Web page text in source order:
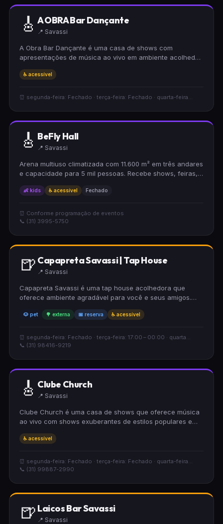
🎸 A OBRA Bar Dançante
📍 Savassi
A Obra Bar Dançante é uma casa de shows com
apresentações de música ao vivo em ambiente acolhedor
experiência em preço moderado, sendo ideal para quem
animadas e encontros com amigos.
♿ acessível
⏰ segunda-feira: Fechado · terça-feira: Fechado · quarta-feira...
🎸 BeFly Hall
📍 Savassi
Arena multiuso climatizada com 11.600 m² em três andares
e capacidade para 5 mil pessoas. Recebe shows, feiras,
Palco de 187 m² e vão livre de 52 metros.
👶 kids ♿ acessível Fechado
⏰ Conforme programação de eventos
📞 (31) 3995-5750
🍺 Capapreta Savassi | Tap House
📍 Savassi
Capapreta Savassi é uma tap house acolhedora que
oferece ambiente agradável para você e seus amigos.
acessível para cadeirantes e recebe animais de
reservas e mantém preços moderados.
🐶 pet 🌳 externa 📅 reserva ♿ acessível
⏰ segunda-feira: Fechado · terça-feira: 17:00 – 00:00 · quarta...
📞 (31) 98416-9219
🎸 Clube Church
📍 Savassi
Clube Church é uma casa de shows que oferece música
ao vivo com shows exuberantes de estilos populares e
cadeirantes e oferece drinques criativos em um ambiente
♿ acessível
⏰ segunda-feira: Fechado · terça-feira: Fechado · quarta-feira...
📞 (31) 99887-2990
🍺 Laicos Bar Savassi
📍 Savassi